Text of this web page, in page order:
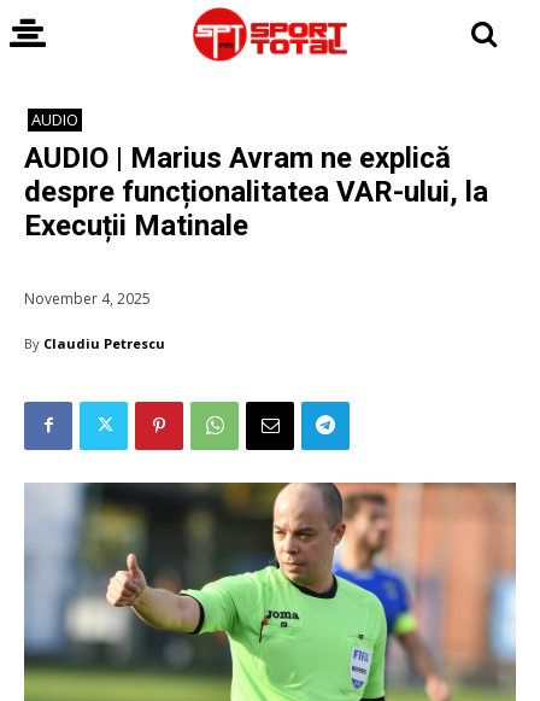
AUDIO
AUDIO | Marius Avram ne explică
despre funcționalitatea VAR-ului, la
Execuții Matinale
November 4, 2025
By Claudiu Petrescu